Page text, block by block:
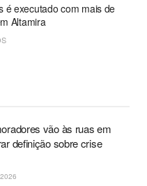
é executado com mais de
Altamira
vão às ruas em
definição sobre crise